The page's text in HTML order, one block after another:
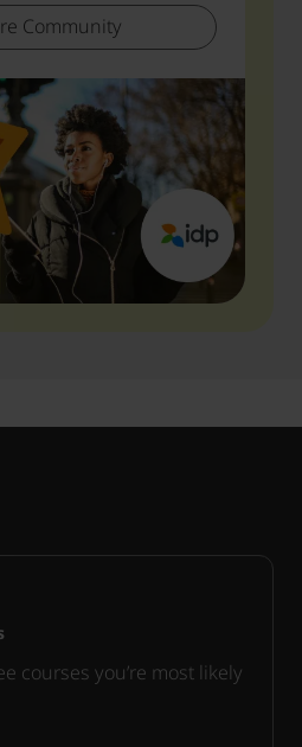
Explore Community
courses you’re most likely